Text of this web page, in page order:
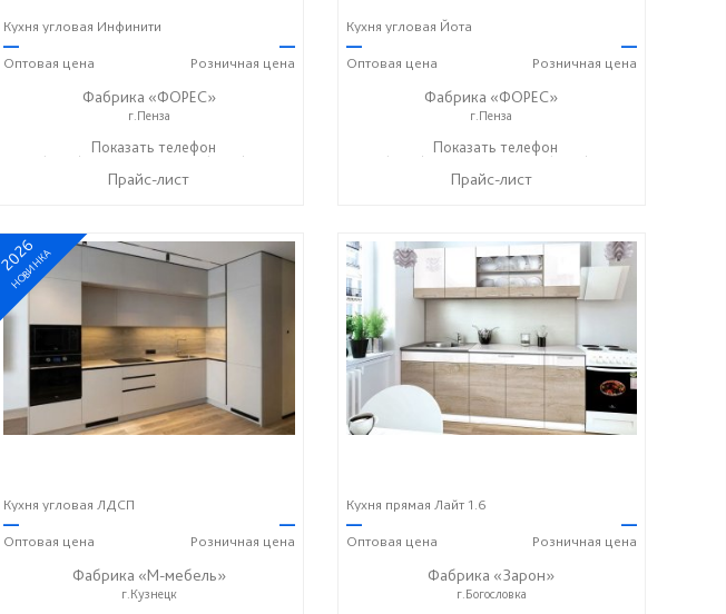
Кухня угловая Инфинити
—
Оптовая цена
—
Розничная цена
Фабрика «ФОРЕС»
г.Пенза
+7 (8412) 73-85-16 ☎+7 (8412) 20-22-62
Показать телефон
Прайс-лист
Кухня угловая Йота
—
Оптовая цена
—
Розничная цена
Фабрика «ФОРЕС»
г.Пенза
+7 (8412) 73-85-16 ☎+7 (8412) 20-22-62
Показать телефон
Прайс-лист
2026
НОВИНКА
Кухня угловая ЛДСП
—
Оптовая цена
—
Розничная цена
Фабрика «М-мебель»
г.Кузнецк
Кухня прямая Лайт 1.6
—
Оптовая цена
—
Розничная цена
Фабрика «Зарон»
г.Богословка